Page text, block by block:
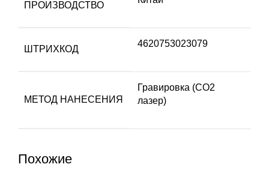
ПРОИЗВОДСТВО
ШТРИХКОД
4620753023079
МЕТОД НАНЕСЕНИЯ
Гравировка (CO2
лазер)
Похожие